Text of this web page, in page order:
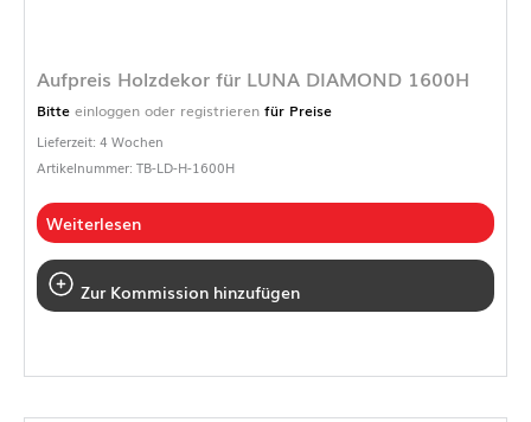
Aufpreis Holzdekor für LUNA DIAMOND 1600H
Bitte einloggen oder registrieren für Preise
Lieferzeit: 4 Wochen
Artikelnummer: TB-LD-H-1600H
Weiterlesen
Zur Kommission hinzufügen